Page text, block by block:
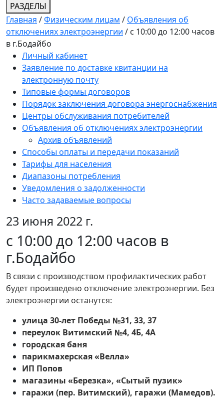
РАЗДЕЛЫ
Главная /Физическим лицам / Объявления об
отключениях электроэнергии / с 10:00 до 12:00 часов
в г.Бодайбо
Личный кабинет
Заявление по доставке квитанции на
электронную почту
Типовые формы договоров
Порядок заключения договора энергоснабжения
Центры обслуживания потребителей
Объявления об отключениях электроэнергии
Архив объявлений
Способы оплаты и передачи показаний
Тарифы для населения
Диапазоны потребления
Уведомления о задолженности
Часто задаваемые вопросы
23 июня 2022 г.
с 10:00 до 12:00 часов в
г.Бодайбо
В связи с производством профилактических работ
будет произведено отключение электроэнергии. Без
электроэнергии останутся:
улица 30-лет Победы №31, 33, 37
переулок Витимский №4, 4Б, 4А
городская баня
парикмахерская «Велла»
ИП Попов
магазины «Березка», «Сытый пузик»
гаражи (пер. Витимский), гаражи (Мамедов).